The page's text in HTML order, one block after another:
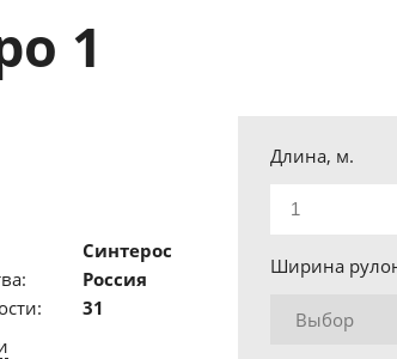
1
Синтерос
Россия
31
Длина, м.
Ширина